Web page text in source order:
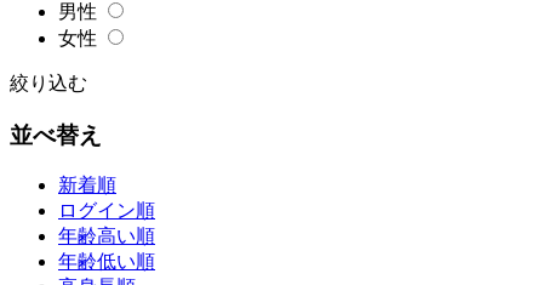
男性
女性
絞り込む
並べ替え
新着順
ログイン順
年齢高い順
年齢低い順